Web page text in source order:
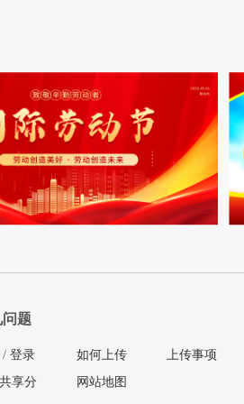
题
/ 登录
享分
如何上传
网站地图
上传事项